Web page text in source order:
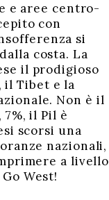
e aree centro-
con
si
costa. La
il prodigioso
il Tibet e la
Non è il
il Pil è
scorsi una
nazionali,
a livello
West!